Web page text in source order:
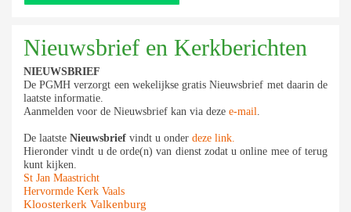
Nieuwsbrief en Kerkberichten
NIEUWSBRIEF
De PGMH verzorgt een wekelijkse gratis Nieuwsbrief met daarin de
laatste informatie.
Aanmelden voor de Nieuwsbrief kan via deze e-mail.
De laatste Nieuwsbrief vindt u onder deze link.
Hieronder vindt u de orde(n) van dienst zodat u online mee of terug
kunt kijken.
St Jan Maastricht
Hervormde Kerk Vaals
Kloosterkerk Valkenburg